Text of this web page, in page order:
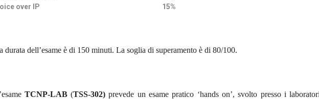
over IP
15%
durata dell’esame è di 150 minuti. La soglia di superamento è di 80/100.
TCNP-LAB(TSS-302) prevede un esame pratico ‘hands on’, svolto presso i